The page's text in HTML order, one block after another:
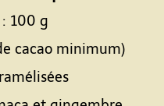
100 g
cacao minimum)